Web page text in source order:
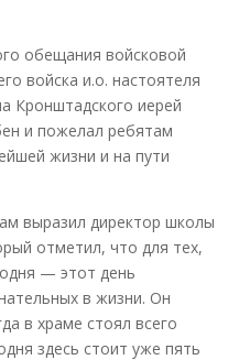
обещания войсковой
войска и.о. настоятеля
Кронштадского иерей
и пожелал ребятам
жизни и на пути
выразил директор школы
отметил, что для тех,
— этот день
в жизни. Он
в храме стоял всего
здесь стоит уже пять